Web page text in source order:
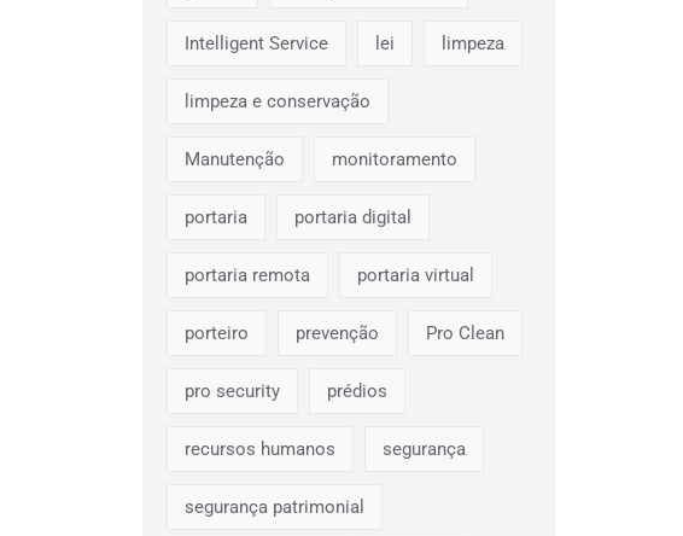
Intelligent Service lei limpeza
limpeza e conservação
Manutenção monitoramento
portaria portaria digital
portaria remota portaria virtual
porteiro prevenção Pro Clean
pro security prédios
recursos humanos segurança
segurança patrimonial